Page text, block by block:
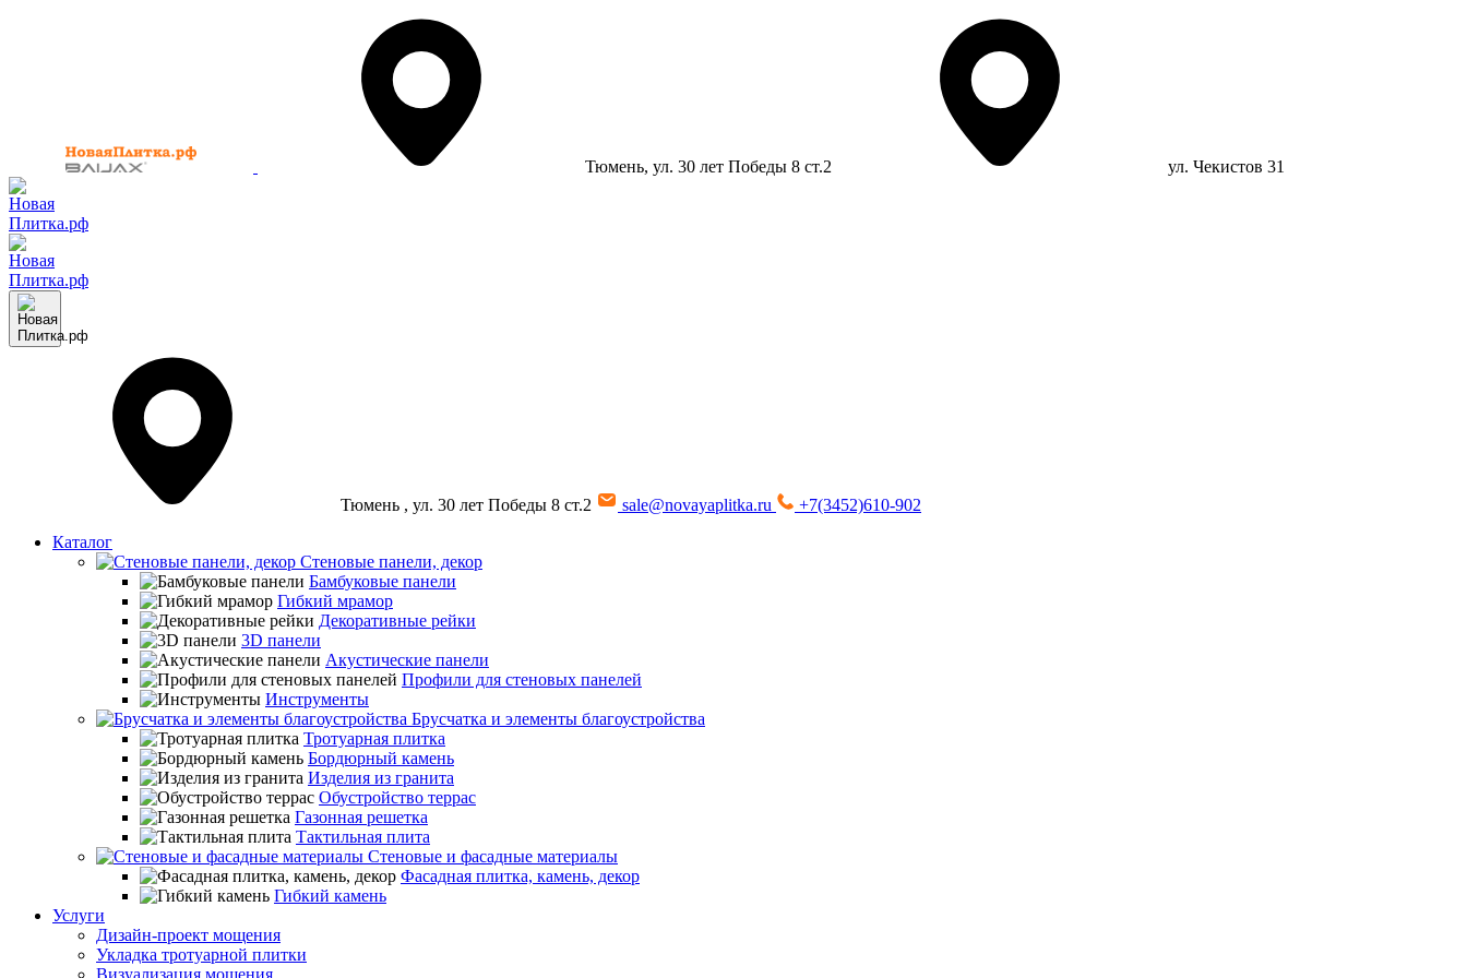
Тюмень, ул. 30 лет Победы 8 ст.2 ул. Чекистов 31
Тюмень , ул. 30 лет Победы 8 ст.2 sale@novayaplitka.ru
+7(3452)610-902
Каталог
Стеновые панели, декор
Бамбуковые панели
Гибкий мрамор
Декоративные рейки
3D панели
Акустические панели
Профили для стеновых панелей
Инструменты
Брусчатка и элементы благоустройства
Тротуарная плитка
Бордюрный камень
Изделия из гранита
Обустройство террас
Газонная решетка
Тактильная плита
Стеновые и фасадные материалы
Фасадная плитка, камень, декор
Гибкий камень
Услуги
Дизайн-проект мощения
Укладка тротуарной плитки
Визуализация мощения